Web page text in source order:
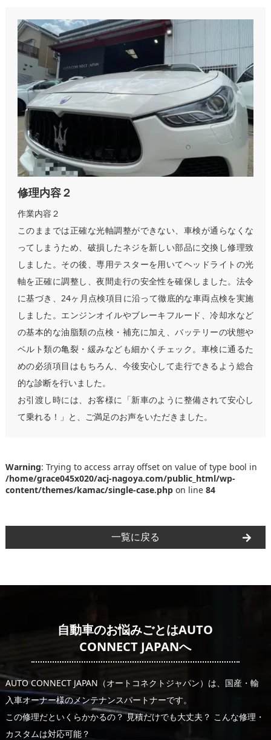
修理内容２
作業内容２
このままでは正確な光軸調整ができない、車検が通らなくな
ってしまうため、破損したネジを新しい部品に交換し修理致
しました。その後、専用テスターを用いてヘッドライトの光
軸を正確に調整し、夜間走行の安全性を確保しました。法令
に基づき、24ヶ月点検項目に沿って徹底的な車両点検を実施
しました。エンジンオイルやブレーキフルード、冷却水など
の基本的な油脂類の点検・補充に加え、バッテリーの状態や
ベルト類の亀裂・緩みなども細かくチェック。車検に通るた
めの必須項目はもちろん、今後安心して走行できるよう総合
的な診断を行いました。
お引渡し時には、お客様に「新車のように整備されて安心し
て乗れる！」と、ご満足のお声をいただきました。
Warning: Trying to access array offset on value of type bool in
/home/grace045x020/acj-nagoya.com/public_html/wp-
content/themes/kamac/single-case.phpon line 84
一覧に戻る
自動車のお悩みごとはAUTO
CONNECT JAPANへ
AUTO CONNECT JAPAN（オートコネクトジャパン）は、国産・輸
入車オーナー様のメンテナンスパートナーです。
この修理だといくらかかるの？ 見積だけでも大丈夫？ こんな修理・
カスタムは対応可能？